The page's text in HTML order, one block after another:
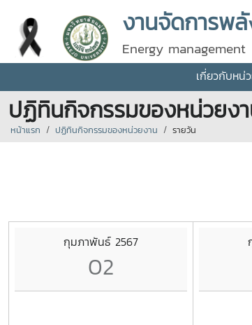
งานจัดการพ
Energy management
เกี่ยวกับหน่
ปฏิทินกิจกรรมของหน่วยง
หน้าแรก ปฏิทินกิจกรรมของหน่วยงาน รายวัน
กุมภาพันธ์ 2567
02